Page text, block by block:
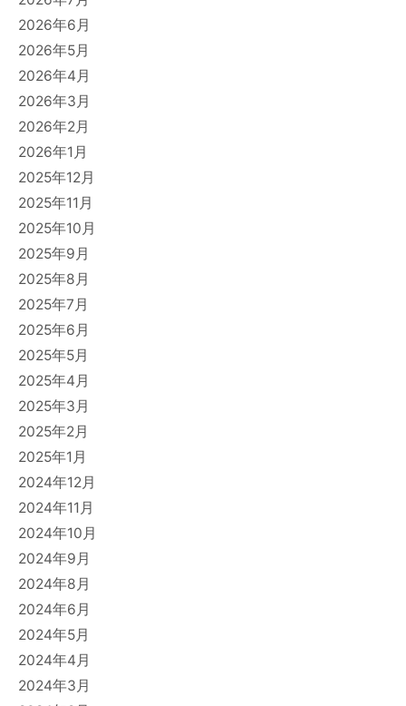
2026年6月
2026年5月
2026年4月
2026年3月
2026年2月
2026年1月
2025年12月
2025年11月
2025年10月
2025年9月
2025年8月
2025年7月
2025年6月
2025年5月
2025年4月
2025年3月
2025年2月
2025年1月
2024年12月
2024年11月
2024年10月
2024年9月
2024年8月
2024年6月
2024年5月
2024年4月
2024年3月